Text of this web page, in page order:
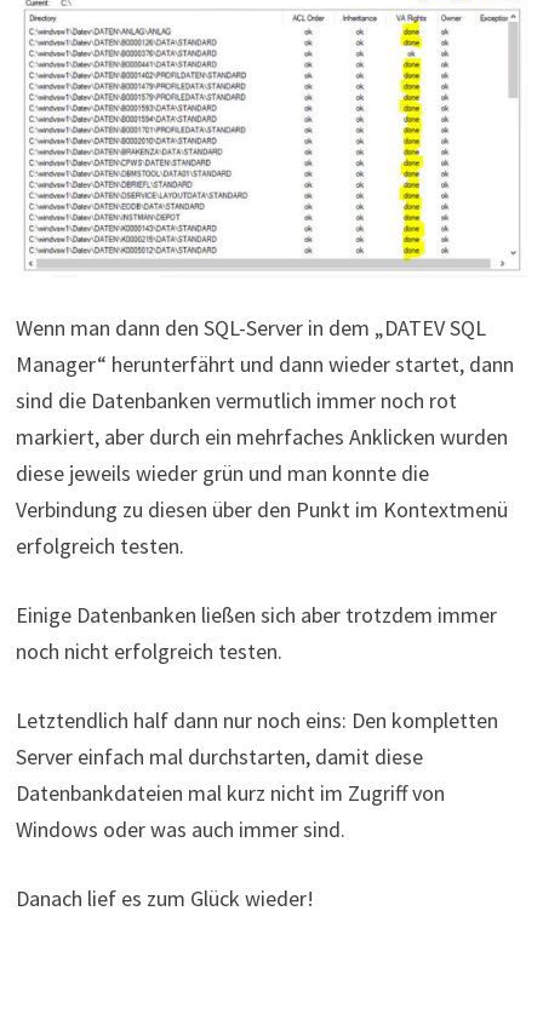
Wenn man dann den SQL-Server in dem „DATEV SQL
Manager“ herunterfährt und dann wieder startet, dann
sind die Datenbanken vermutlich immer noch rot
markiert, aber durch ein mehrfaches Anklicken wurden
diese jeweils wieder grün und man konnte die
Verbindung zu diesen über den Punkt im Kontextmenü
erfolgreich testen.
Einige Datenbanken ließen sich aber trotzdem immer
noch nicht erfolgreich testen.
Letztendlich half dann nur noch eins: Den kompletten
Server einfach mal durchstarten, damit diese
Datenbankdateien mal kurz nicht im Zugriff von
Windows oder was auch immer sind.
Danach lief es zum Glück wieder!